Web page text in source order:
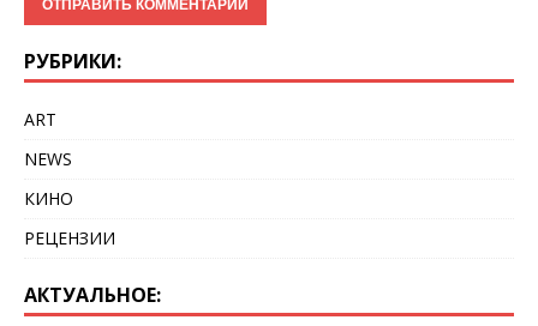
РУБРИКИ:
ART
NEWS
КИНО
РЕЦЕНЗИИ
АКТУАЛЬНОЕ: